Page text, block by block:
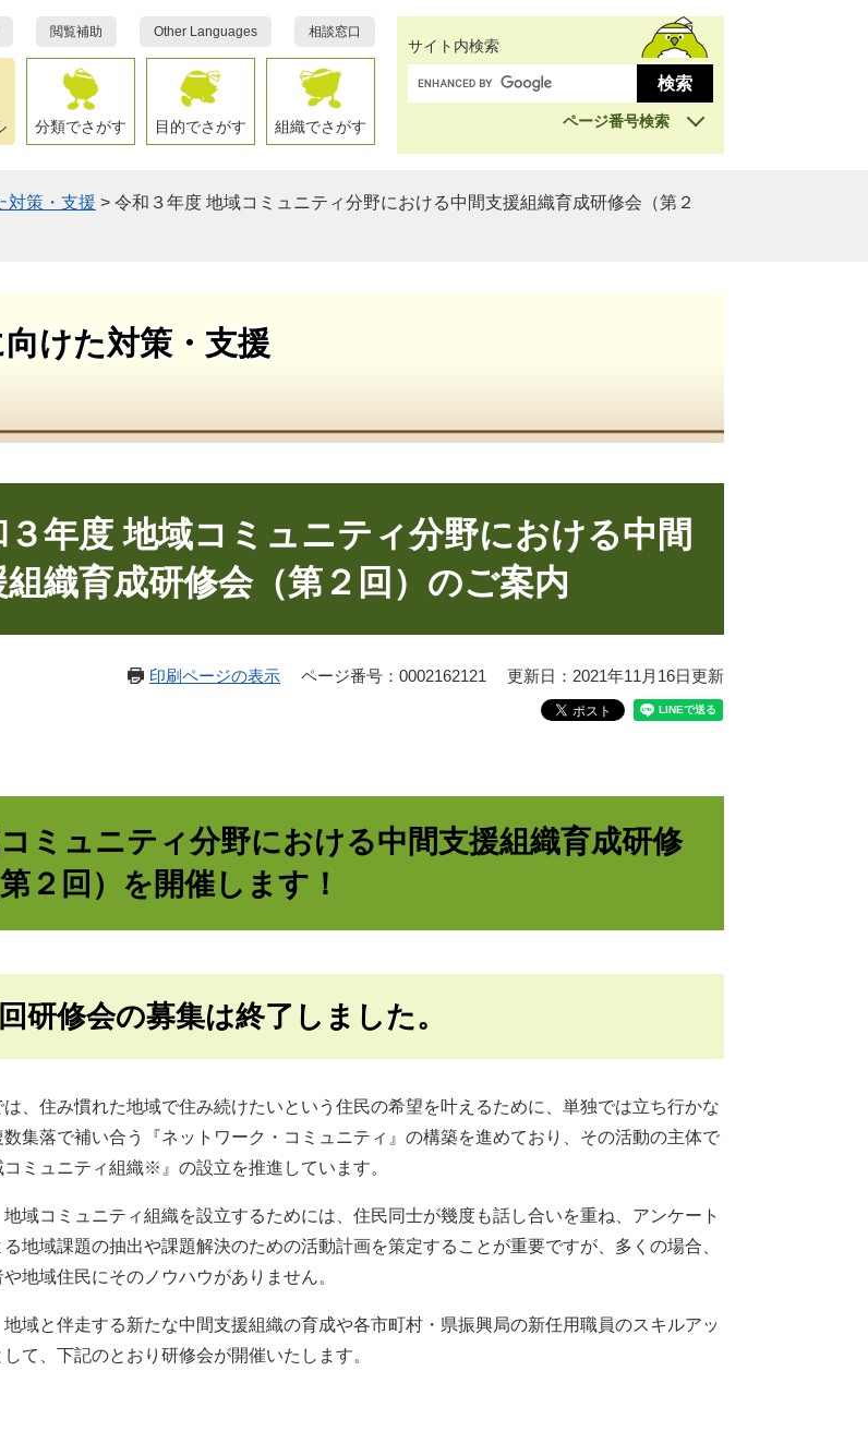
閲覧補助 Other Languages 相談窓口
分類でさがす 目的でさがす 組織でさがす
サイト内検索
ページ番号検索
対策・支援 > 令和３年度 地域コミュニティ分野における中間支援組織育成研修会（第２
けた対策・支援
３年度 地域コミュニティ分野における中間
組織育成研修会（第２回）のご案内
印刷ページの表示 ページ番号：0002162121 更新日：2021年11月16日更新
ミュニティ分野における中間支援組織育成研修
２回）を開催します！
研修会の募集は終了しました。
、住み慣れた地域で住み続けたいという住民の希望を叶えるために、単独では立ち行かな
数集落で補い合う『ネットワーク・コミュニティ』の構築を進めており、その活動の主体で
コミュニティ組織※』の設立を推進しています。
域コミュニティ組織を設立するためには、住民同士が幾度も話し合いを重ね、アンケート
地域課題の抽出や課題解決のための活動計画を策定することが重要ですが、多くの場合、
地域住民にそのノウハウがありません。
域と伴走する新たな中間支援組織の育成や各市町村・県振興局の新任用職員のスキルアッ
て、下記のとおり研修会が開催いたします。